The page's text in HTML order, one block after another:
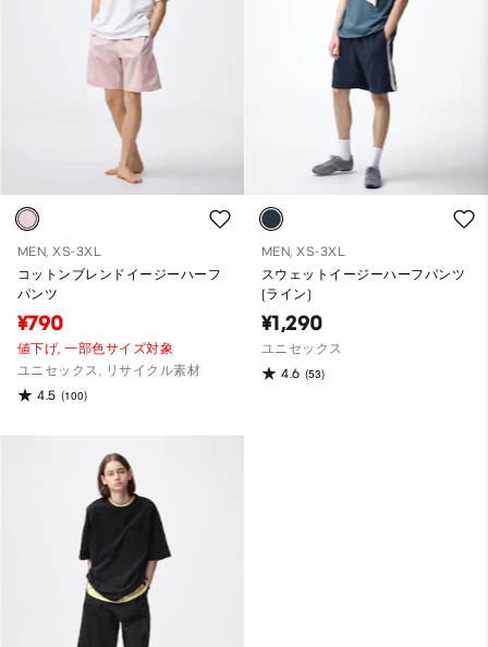
MEN, XS-3XL
コットンブレンドイージーハーフ
パンツ
¥790
値下げ,一部色サイズ対象
ユニセックス, リサイクル素材
4.5 (100)
MEN, XS-3XL
スウェットイージーハーフパンツ
(ライン)
¥1,290
ユニセックス
4.6 (53)